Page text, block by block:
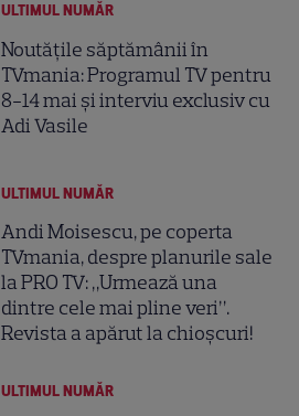
ULTIMUL NUMĂR
Noutățile săptămânii în
TVmania: Programul TV pentru
8-14 mai și interviu exclusiv cu
Adi Vasile
ULTIMUL NUMĂR
Andi Moisescu, pe coperta
TVmania, despre planurile sale
la PRO TV: „Urmează una
dintre cele mai pline veri”.
Revista a apărut la chioșcuri!
ULTIMUL NUMĂR